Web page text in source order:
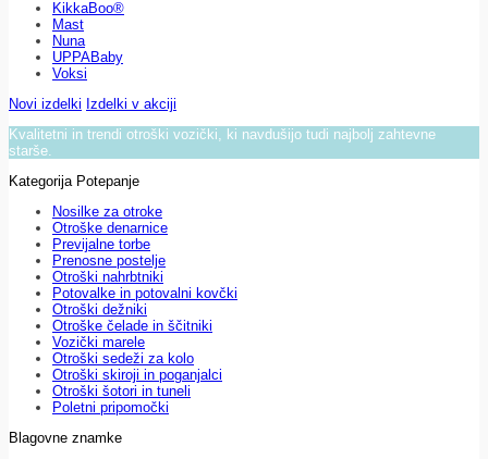
KikkaBoo®
Mast
Nuna
UPPABaby
Voksi
Novi izdelki Izdelki v akciji
Kvalitetni in trendi otroški vozički, ki navdušijo tudi najbolj zahtevne
starše.
Kategorija Potepanje
Nosilke za otroke
Otroške denarnice
Previjalne torbe
Prenosne postelje
Otroški nahrbtniki
Potovalke in potovalni kovčki
Otroški dežniki
Otroške čelade in ščitniki
Vozički marele
Otroški sedeži za kolo
Otroški skiroji in poganjalci
Otroški šotori in tuneli
Poletni pripomočki
Blagovne znamke